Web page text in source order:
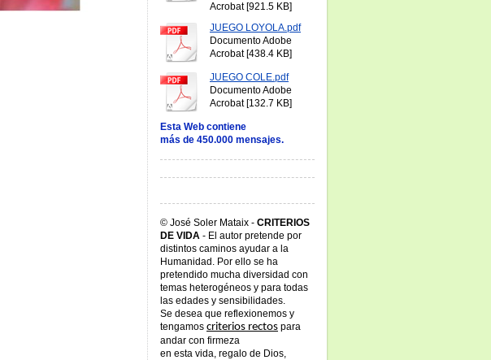
Acrobat [921.5 KB]
JUEGO LOYOLA.pdf
Documento Adobe
Acrobat [438.4 KB]
JUEGO COLE.pdf
Documento Adobe
Acrobat [132.7 KB]
Esta Web contiene
más de 450.000 mensajes.
© José Soler Mataix - CRITERIOS
DE VIDA - El autor pretende por
distintos caminos ayudar a la
Humanidad. Por ello se ha
pretendido mucha diversidad con
temas heterogéneos y para todas
las edades y sensibilidades.
Se desea que reflexionemos y
tengamos criterios rectos para
andar con firmeza
en esta vida, regalo de Dios,